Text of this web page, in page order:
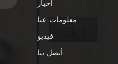
أخبار
معلومات عنا
فيديو
أتصل بنا